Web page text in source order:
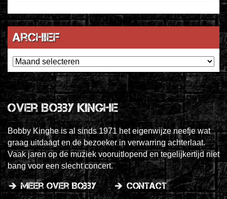
Archief
Archief
Over Bobby Kinghe
Bobby Kinghe is al sinds 1971 het eigenwijze neefje wat
graag uitdaagt en de bezoeker in verwarring achterlaat.
Vaak jaren op de muziek vooruitlopend en tegelijkertijd niet
bang voor een slecht concert.
meer over Bobby contact